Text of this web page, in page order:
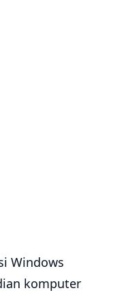
Windows
komputer